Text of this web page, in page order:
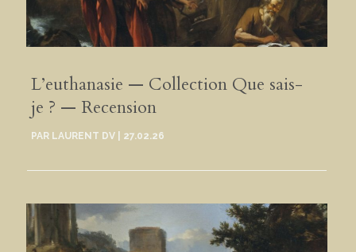
L’euthanasie — Collection Que sais-
je ? — Recension
PAR LAURENT DV 27.02.26